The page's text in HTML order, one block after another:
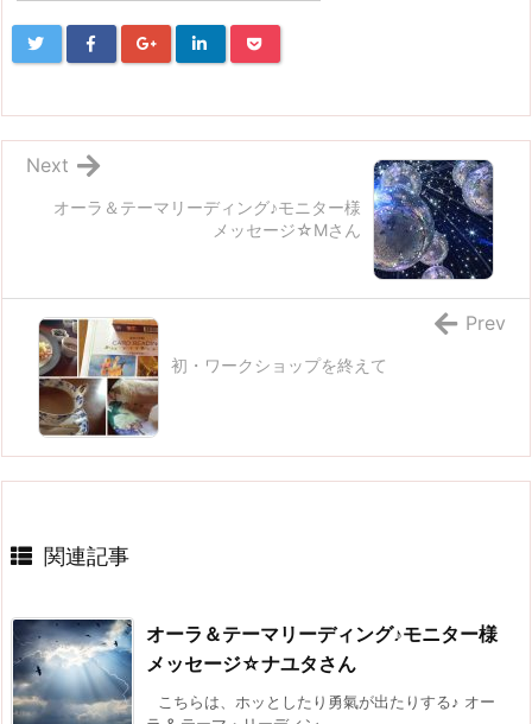
オーラ＆テーマリーディング♪モニター様
メッセージ☆Mさん
Next
初・ワークショップを終えて
Prev
関連記事
オーラ＆テーマリーディング♪モニター様
メッセージ☆ナユタさん
こちらは、ホッとしたり勇氣が出たりする♪ オー